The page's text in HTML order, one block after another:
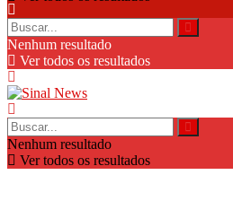
Nenhum resultado
Ver todos os resultados
Nenhum resultado
Ver todos os resultados